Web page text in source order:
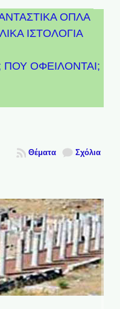
ΟΠΛΑ
ΙΣΤΟΛΟΓΙΑ
ΠΟΥ ΟΦΕΙΛΟΝΤΑΙ;
Σχόλια
Θέματα